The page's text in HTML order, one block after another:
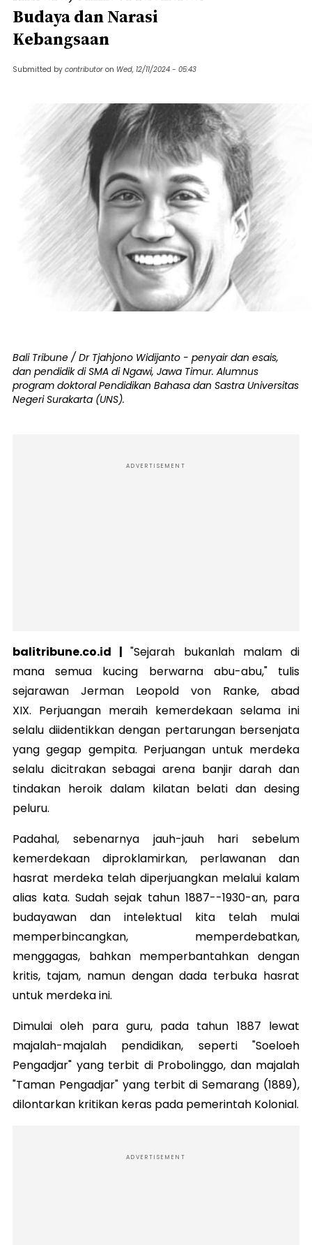
Budaya dan Narasi
Kebangsaan
Submitted by contributor on Wed, 12/11/2024 - 05:43
Bali Tribune / Dr Tjahjono Widijanto - penyair dan esais,
dan pendidik di SMA di Ngawi, Jawa Timur. Alumnus
program doktoral Pendidikan Bahasa dan Sastra Universitas
Negeri Surakarta (UNS).
ADVERTISEMENT
balitribune.co.id |"Sejarah bukanlah malam di
mana semua kucing berwarna abu-abu," tulis
sejarawan Jerman Leopold von Ranke, abad
XIX. Perjuangan meraih kemerdekaan selama ini
selalu diidentikkan dengan pertarungan bersenjata
yang gegap gempita. Perjuangan untuk merdeka
selalu dicitrakan sebagai arena banjir darah dan
tindakan heroik dalam kilatan belati dan desing
peluru.
Padahal, sebenarnya jauh-jauh hari sebelum
kemerdekaan diproklamirkan, perlawanan dan
hasrat merdeka telah diperjuangkan melalui kalam
alias kata. Sudah sejak tahun 1887--1930-an, para
budayawan dan intelektual kita telah mulai
memperbincangkan, memperdebatkan,
menggagas, bahkan memperbantahkan dengan
kritis, tajam, namun dengan dada terbuka hasrat
untuk merdeka ini.
Dimulai oleh para guru, pada tahun 1887 lewat
majalah-majalah pendidikan, seperti "Soeloeh
Pengadjar" yang terbit di Probolinggo, dan majalah
"Taman Pengadjar" yang terbit di Semarang (1889),
dilontarkan kritikan keras pada pemerintah Kolonial.
ADVERTISEMENT